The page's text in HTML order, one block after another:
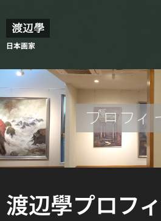
渡辺學
日本画家
プロフィ
渡辺學プロフ